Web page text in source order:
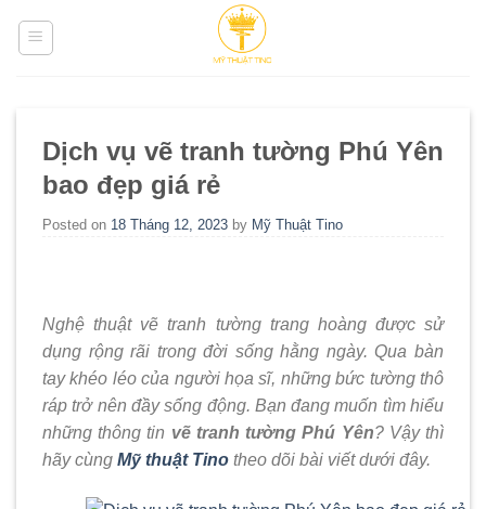
Dịch vụ vẽ tranh tường Phú Yên
bao đẹp giá rẻ
Posted on 18 Tháng 12, 2023 by Mỹ Thuật Tino
Nghệ thuật vẽ tranh tường trang hoàng được sử
dụng rộng rãi trong đời sống hằng ngày. Qua bàn
tay khéo léo của người họa sĩ, những bức tường thô
ráp trở nên đầy sống động. Bạn đang muốn tìm hiểu
những thông tin vẽ tranh tường Phú Yên? Vậy thì
hãy cùng Mỹ thuật Tino theo dõi bài viết dưới đây.